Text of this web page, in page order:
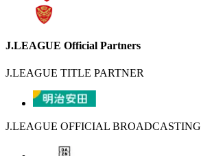
J.LEAGUE Official Partners
J.LEAGUE TITLE PARTNER
J.LEAGUE OFFICIAL